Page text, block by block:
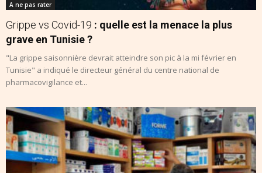
A ne pas rater
Grippe vs Covid-19 : quelle est la menace la plus
grave en Tunisie ?
"La grippe saisonnière devrait atteindre son pic à la mi février en
Tunisie" a indiqué le directeur général du centre national de
pharmacovigilance et...